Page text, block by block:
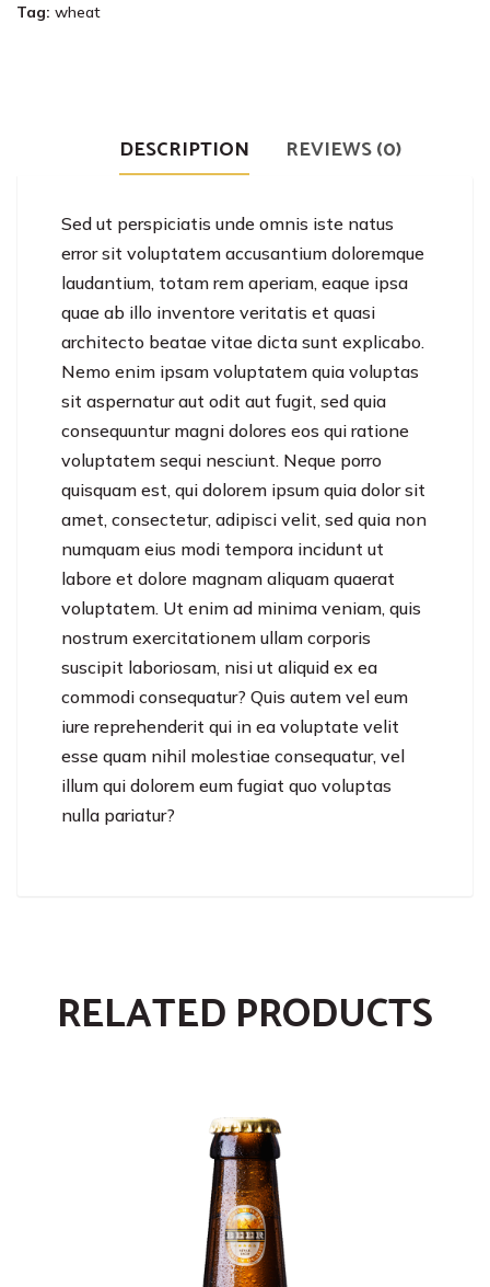
EDITION
Tag: wheat
DESCRIPTION REVIEWS (0)
Sed ut perspiciatis unde omnis iste natus
error sit voluptatem accusantium doloremque
laudantium, totam rem aperiam, eaque ipsa
quae ab illo inventore veritatis et quasi
architecto beatae vitae dicta sunt explicabo.
Nemo enim ipsam voluptatem quia voluptas
sit aspernatur aut odit aut fugit, sed quia
consequuntur magni dolores eos qui ratione
voluptatem sequi nesciunt. Neque porro
quisquam est, qui dolorem ipsum quia dolor sit
amet, consectetur, adipisci velit, sed quia non
numquam eius modi tempora incidunt ut
labore et dolore magnam aliquam quaerat
voluptatem. Ut enim ad minima veniam, quis
nostrum exercitationem ullam corporis
suscipit laboriosam, nisi ut aliquid ex ea
commodi consequatur? Quis autem vel eum
iure reprehenderit qui in ea voluptate velit
esse quam nihil molestiae consequatur, vel
illum qui dolorem eum fugiat quo voluptas
nulla pariatur?
RELATED PRODUCTS